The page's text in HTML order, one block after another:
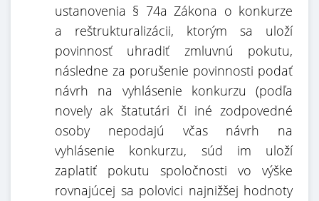
ustanovenia § 74a Zákona o konkurze
a reštrukturalizácii, ktorým sa uloží
povinnosť uhradiť zmluvnú pokutu,
následne za porušenie povinnosti podať
návrh na vyhlásenie konkurzu (podľa
novely ak štatutári či iné zodpovedné
osoby nepodajú včas návrh na
vyhlásenie konkurzu, súd im uloží
zaplatiť pokutu spoločnosti vo výške
rovnajúcej sa polovici najnižšej hodnoty